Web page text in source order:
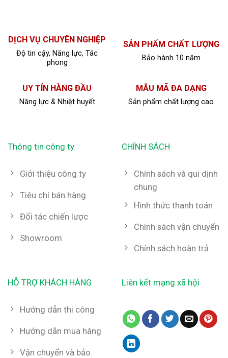
DỊCH VỤ CHUYÊN NGHIỆP
Độ tin cậy, Năng lực, Tác
phong
SẢN PHẨM CHẤT LƯỢNG
Bảo hành 10 năm
UY TÍN HÀNG ĐẦU
Năng lực & Nhiệt huyết
MẪU MÃ ĐA DẠNG
Sản phẩm chất lượng cao
Thông tin công ty
Giới thiệu công ty
Tiêu chí bán hàng
Đối tác chiến lược
Showroom
CHÍNH SÁCH
Chính sách và qui dịnh
chung
Hình thức thanh toán
Chính sách vận chuyển
Chính sách hoàn trả
HỖ TRỢ KHÁCH HÀNG
Hướng dẫn thi công
Hướng dẫn mua hàng
Vận chuyển và bảo
Liên kết mạng xã hội